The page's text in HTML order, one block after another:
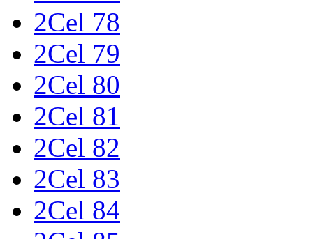
2Cel 78
2Cel 79
2Cel 80
2Cel 81
2Cel 82
2Cel 83
2Cel 84